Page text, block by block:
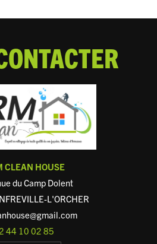
CLEAN HOUSE
du Camp Dolent
L'ORCHER
44 10 02 85